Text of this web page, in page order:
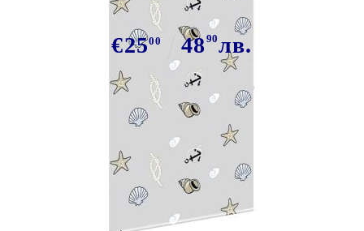
€2500 48 90лв.
В наличност: 21 бр.
Време за доставка: 5 до 9 дни
Безплатна доставка до адрес при плащане по банков път